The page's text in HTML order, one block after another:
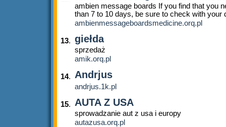
ambien message boards If you find that you
than 7 to 10 days, be sure to check with your
ambienmessageboardsmedicine.orq.pl
13. giełda
sprzedaż
amik.orq.pl
14. Andrjus
andrjus.1k.pl
15. AUTA Z USA
sprowadzanie aut z usa i europy
autazusa.orq.pl